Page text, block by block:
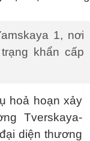
1, nơi
khẩn cấp
hoả hoạn xảy
Tverskaya-
diện thương